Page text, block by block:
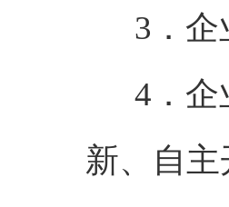
3．
4．企
新、自